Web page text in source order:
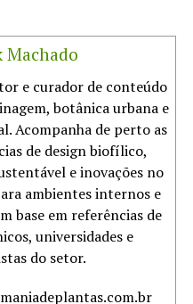
Machado
e curador de conteúdo
botânica urbana e
Acompanha de perto as
de design biofílico,
e inovações no
ambientes internos e
base em referências de
universidades e
do setor.